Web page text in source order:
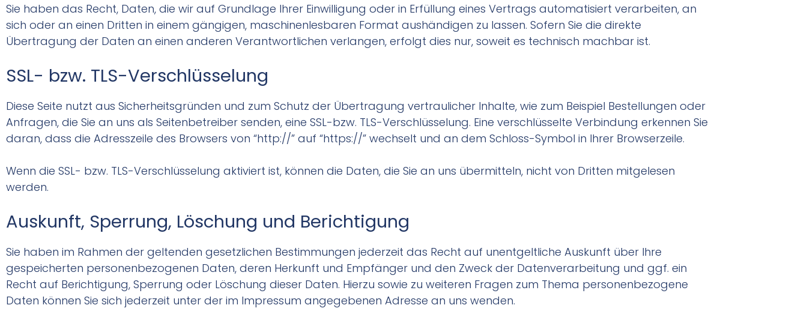
Sie haben das Recht, Daten, die wir auf Grundlage Ihrer Einwilligung oder in Erfüllung eines Vertrags automatisiert verarbeiten, an
sich oder an einen Dritten in einem gängigen, maschinenlesbaren Format aushändigen zu lassen. Sofern Sie die direkte
Übertragung der Daten an einen anderen Verantwortlichen verlangen, erfolgt dies nur, soweit es technisch machbar ist.
SSL- bzw. TLS-Verschlüsselung
Diese Seite nutzt aus Sicherheitsgründen und zum Schutz der Übertragung vertraulicher Inhalte, wie zum Beispiel Bestellungen oder
Anfragen, die Sie an uns als Seitenbetreiber senden, eine SSL-bzw. TLS-Verschlüsselung. Eine verschlüsselte Verbindung erkennen Sie
daran, dass die Adresszeile des Browsers von “http://” auf “https://” wechselt und an dem Schloss-Symbol in Ihrer Browserzeile.
Wenn die SSL- bzw. TLS-Verschlüsselung aktiviert ist, können die Daten, die Sie an uns übermitteln, nicht von Dritten mitgelesen
werden.
Auskunft, Sperrung, Löschung und Berichtigung
Sie haben im Rahmen der geltenden gesetzlichen Bestimmungen jederzeit das Recht auf unentgeltliche Auskunft über Ihre
gespeicherten personenbezogenen Daten, deren Herkunft und Empfänger und den Zweck der Datenverarbeitung und ggf. ein
Recht auf Berichtigung, Sperrung oder Löschung dieser Daten. Hierzu sowie zu weiteren Fragen zum Thema personenbezogene
Daten können Sie sich jederzeit unter der im Impressum angegebenen Adresse an uns wenden.